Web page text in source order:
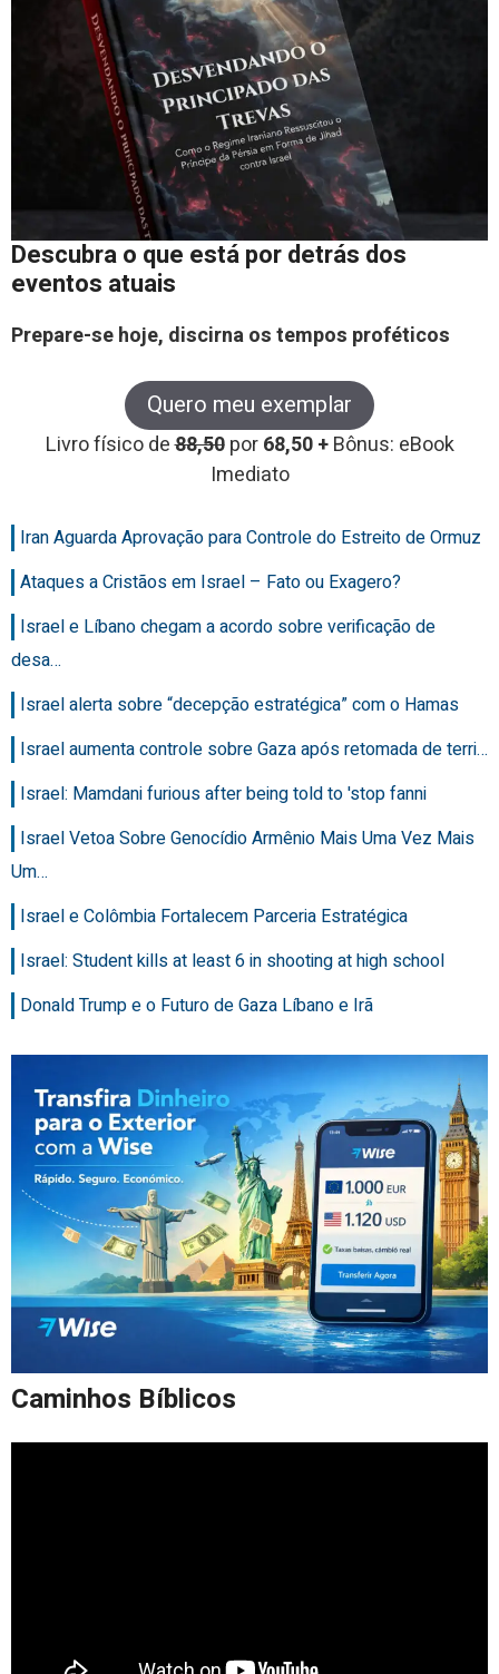
Descubra o que está por detrás dos
eventos atuais
Prepare-se hoje, discirna os tempos proféticos
Quero meu exemplar
Livro físico de88,50 por68,50 +Bônus: eBook
Imediato
Iran Aguarda Aprovação para Controle do Estreito de Ormuz
Ataques a Cristãos em Israel – Fato ou Exagero?
Israel e Líbano chegam a acordo sobre verificação de
desa…
Israel alerta sobre “decepção estratégica” com o Hamas
Israel aumenta controle sobre Gaza após retomada de terri…
Israel: Mamdani furious after being told to 'stop fanni
Israel Vetoa Sobre Genocídio Armênio Mais Uma Vez Mais
Um…
Israel e Colômbia Fortalecem Parceria Estratégica
Israel: Student kills at least 6 in shooting at high school
Donald Trump e o Futuro de Gaza Líbano e Irã
Caminhos Bíblicos